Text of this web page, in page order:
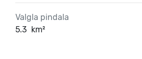
Valgla pindala
5.3 km²